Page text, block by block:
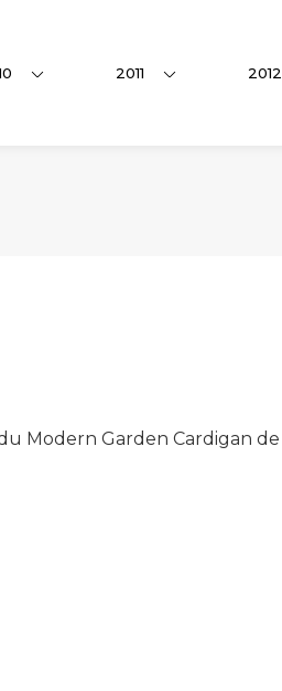
2011 2012
Modern Garden Cardigan de